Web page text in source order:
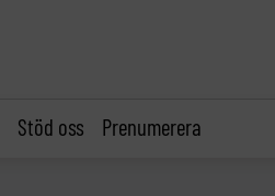
Stöd oss Prenumerera